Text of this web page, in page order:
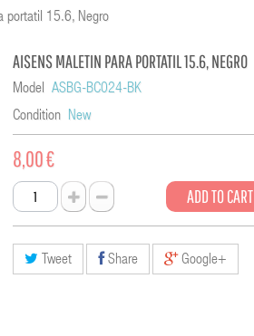
portatil 15.6, Negro
AISENS MALETIN PARA PORTATIL 15.6, NEGRO
Model ASBG-BC024-BK
Condition New
8,00 €
ADD TO CART
Tweet Share Google+